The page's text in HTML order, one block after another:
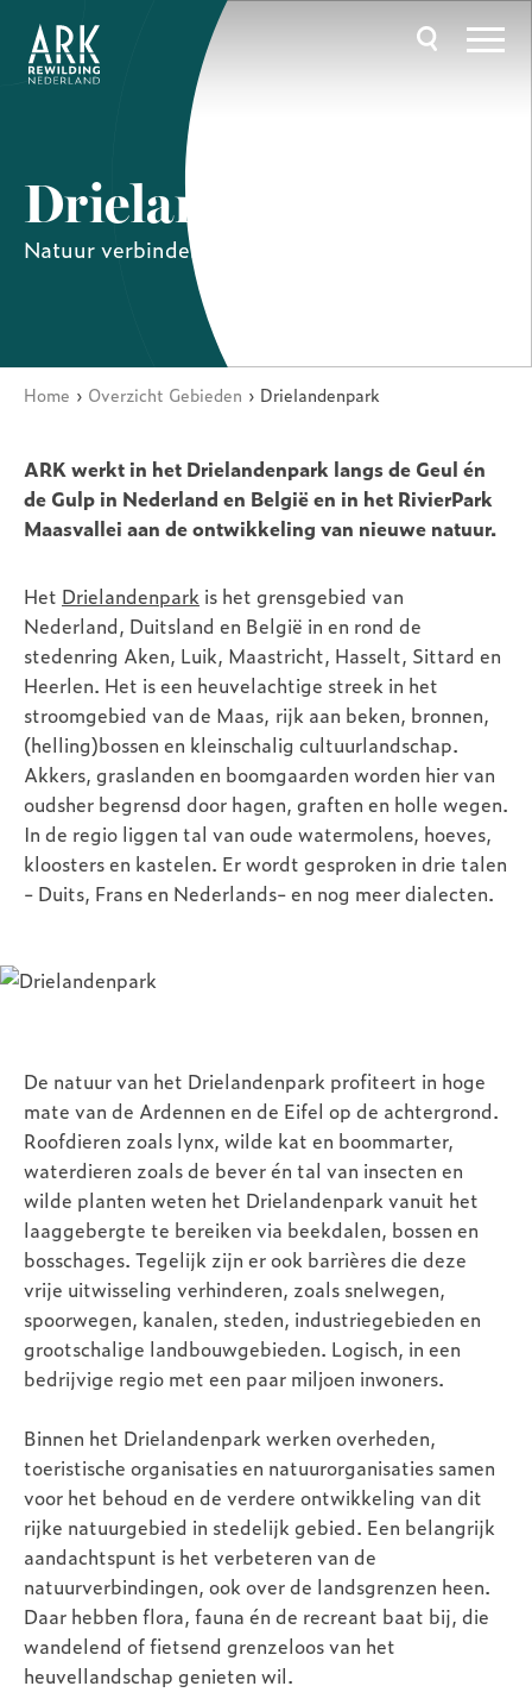
naar
Hoofdnavigatie
Drielandenpark
Natuur verbinden over de grenzen
Home Overzicht Gebieden Drielandenpark
ARK werkt in het Drielandenpark langs de Geul én
de Gulp in Nederland en België en in het RivierPark
Maasvallei aan de ontwikkeling van nieuwe natuur.
Het Drielandenpark is het grensgebied van
Nederland, Duitsland en België in en rond de
stedenring Aken, Luik, Maastricht, Hasselt, Sittard en
Heerlen. Het is een heuvelachtige streek in het
stroomgebied van de Maas, rijk aan beken, bronnen,
(helling)bossen en kleinschalig cultuurlandschap.
Akkers, graslanden en boomgaarden worden hier van
oudsher begrensd door hagen, graften en holle wegen.
In de regio liggen tal van oude watermolens, hoeves,
kloosters en kastelen. Er wordt gesproken in drie talen
- Duits, Frans en Nederlands- en nog meer dialecten.
Image
De natuur van het Drielandenpark profiteert in hoge
mate van de Ardennen en de Eifel op de achtergrond.
Roofdieren zoals lynx, wilde kat en boommarter,
waterdieren zoals de bever én tal van insecten en
wilde planten weten het Drielandenpark vanuit het
laaggebergte te bereiken via beekdalen, bossen en
bosschages. Tegelijk zijn er ook barrières die deze
vrije uitwisseling verhinderen, zoals snelwegen,
spoorwegen, kanalen, steden, industriegebieden en
grootschalige landbouwgebieden. Logisch, in een
bedrijvige regio met een paar miljoen inwoners.
Binnen het Drielandenpark werken overheden,
toeristische organisaties en natuurorganisaties samen
voor het behoud en de verdere ontwikkeling van dit
rijke natuurgebied in stedelijk gebied. Een belangrijk
aandachtspunt is het verbeteren van de
natuurverbindingen, ook over de landsgrenzen heen.
Daar hebben flora, fauna én de recreant baat bij, die
wandelend of fietsend grenzeloos van het
heuvellandschap genieten wil.